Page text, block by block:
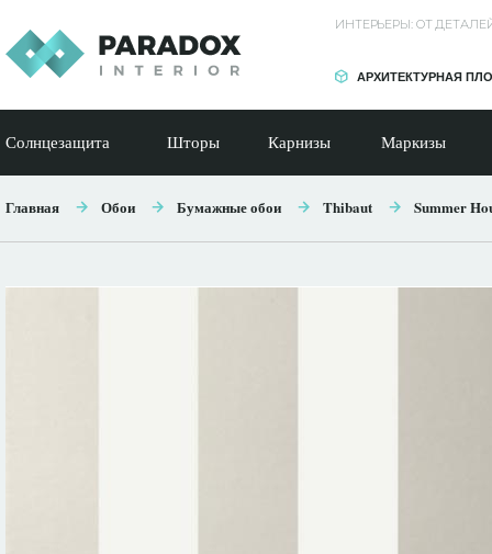
ИНТЕРЬЕРЫ: ОТ
АРХИТЕКТУРНАЯ
Солнцезащита Шторы Карнизы Маркизы
Главная Обои Бумажные обои Thibaut Summer